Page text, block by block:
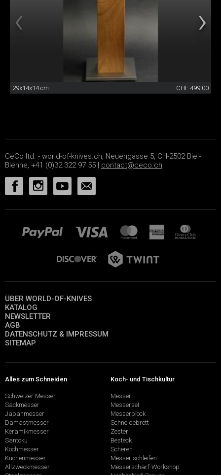
29x14x14 cm CHF 499.00
CeCo ltd. - world-of-knives.ch, Neuengasse 5, CH-2502 Biel-
Bienne, +41 (0)32 322 97 55 | contact@ceco.ch
ÜBER WORLD-OF-KNIVES
KATALOG
NEWSLETTER
AGB
DATENSCHUTZ & IMPRESSUM
SITEMAP
Alles zum Schneiden
Schweizer Messer
Sackmesser
Japanmesser
Damastmesser
Keramikmesser
Santoku
Kochmesser
Küchenmesser
Allzweckmesser
Koch- und Tischkultur
Messer
Messerset
Messerblock
Schneidebrett
Zester
Besteck
Scheren
Messer schleifen
Messerschärf-Workshop